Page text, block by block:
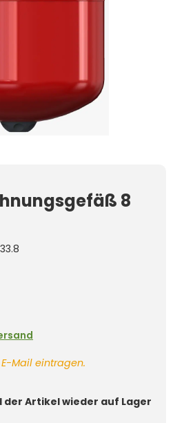
8
Mail eintragen.
der Artikel wieder auf Lager